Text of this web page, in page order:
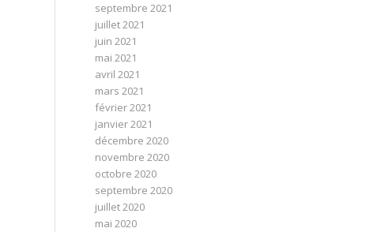
septembre 2021
juillet 2021
juin 2021
mai 2021
avril 2021
mars 2021
février 2021
janvier 2021
décembre 2020
novembre 2020
octobre 2020
septembre 2020
juillet 2020
mai 2020